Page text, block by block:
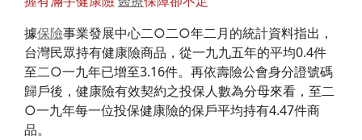
據保險事業發展中心二○二○年二月的統計資料指出，
台灣民眾持有健康險商品，從一九九五年的平均0.4件
至二○一九年已增至3.16件。再依壽險公會身分證號碼
歸戶後，健康險有效契約之投保人數為分母來看，至二
○一九年每一位投保健康險的保戶平均持有4.47件商
品。